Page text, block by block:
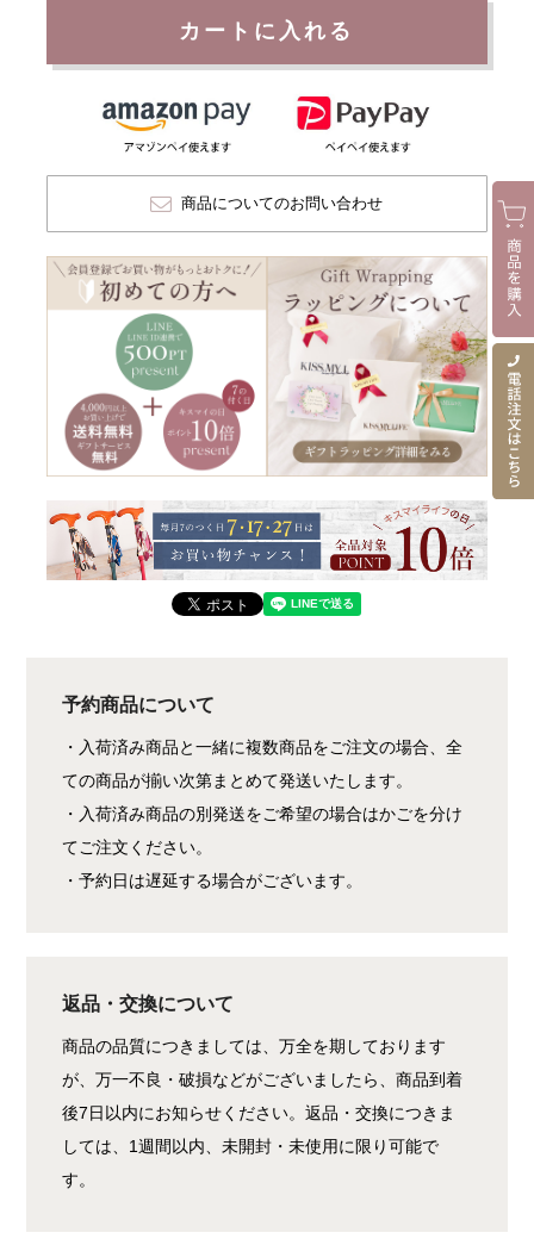
カートに入れる
商品についてのお問い合わせ
予約商品について
・入荷済み商品と一緒に複数商品をご注文の場合、全
ての商品が揃い次第まとめて発送いたします。
・入荷済み商品の別発送をご希望の場合はかごを分け
てご注文ください。
・予約日は遅延する場合がございます。
返品・交換について
商品の品質につきましては、万全を期しております
が、万一不良・破損などがございましたら、商品到着
後7日以内にお知らせください。返品・交換につきま
しては、1週間以内、未開封・未使用に限り可能で
す。